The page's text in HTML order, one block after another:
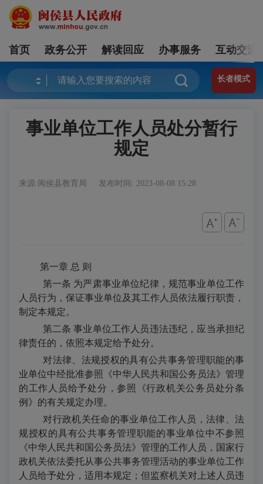
首页 政务公开 解读回应 办事服务 互动交流
长者模式
事业单位工作人员处分暂行
规定
来源:闽侯县教育局 发布时间: 2023-08-08 15:28
第一章 总 则
第一条 为严肃事业单位纪律，规范事业单位工作
人员行为，保证事业单位及其工作人员依法履行职责，
制定本规定。
第二条 事业单位工作人员违法违纪，应当承担纪
律责任的，依照本规定给予处分。
对法律、法规授权的具有公共事务管理职能的事
业单位中经批准参照《中华人民共和国公务员法》管理
的工作人员给予处分，参照《行政机关公务员处分条
例》的有关规定办理。
对行政机关任命的事业单位工作人员，法律、法
规授权的具有公共事务管理职能的事业单位中不参照
《中华人民共和国公务员法》管理的工作人员，国家行
政机关依法委托从事公共事务管理活动的事业单位工作
人员给予处分，适用本规定；但监察机关对上述人员违